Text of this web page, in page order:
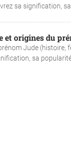
sa signification, sa
et origines du
Jude (histoire,
sa popularité,